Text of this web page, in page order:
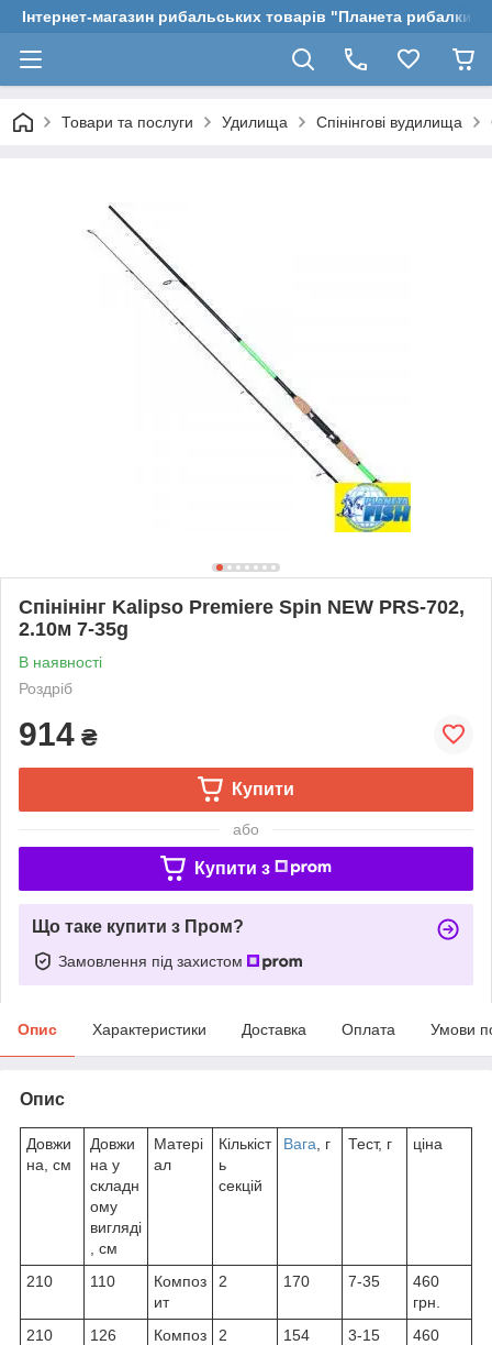
Інтернет-магазин рибальських товарів "Планета рибалки"
Товари та послуги Удилища Спінінгові вудилища
Спінінінг Kalipso Premiere Spin NEW PRS-702,
2.10м 7-35g
В наявності
Роздріб
914 ₴
Купити
або
Купити з
Що таке купити з Пром?
Замовлення під захистом
Опис Характеристики Доставка Оплата Умови
Опис
Довжи
на, см
Довжи
на у
складн
ому
вигляді
, см
Матері
ал
Кількіст
ь
секцій
Вага , г Тест, г ціна
210 110
Композ
ит
2 170 7-35
460
грн.
210
126
Композ
2 154 3-15
460